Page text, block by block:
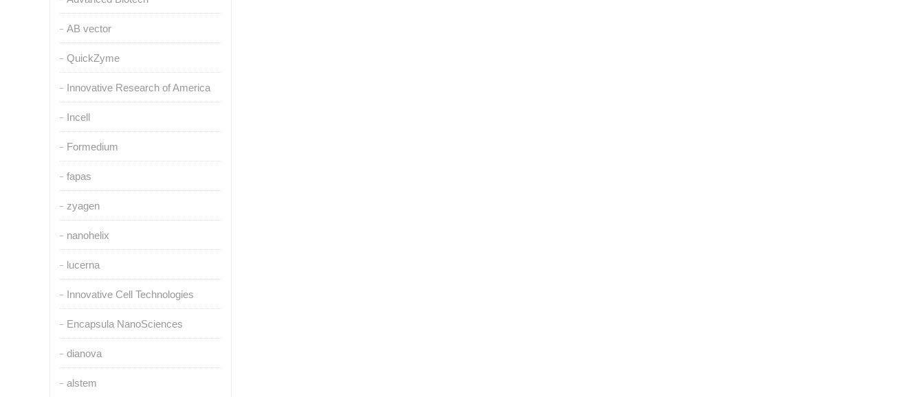
AB vector
QuickZyme
Innovative Research of America
Incell
Formedium
fapas
zyagen
nanohelix
lucerna
Innovative Cell Technologies
Encapsula NanoSciences
dianova
alstem